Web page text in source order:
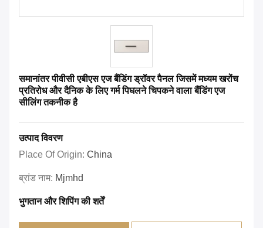
समानांतर पीवीसी एबीएस एज बैंडिंग ड्रॉवर पैनल जिसमें मध्यम खरोंच
प्रतिरोध और दैनिक के लिए गर्म पिघलने चिपकने वाला बैंडिंग एज
सीलिंग तकनीक है
उत्पाद विवरण
Place Of Origin: China
ब्रांड नाम: Mjmhd
भुगतान और शिपिंग की शर्तें